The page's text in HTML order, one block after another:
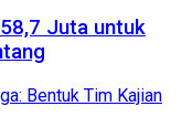
Juta untuk